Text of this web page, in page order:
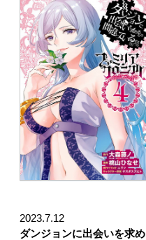
2023.7.12
ダンジョンに出会いを求め